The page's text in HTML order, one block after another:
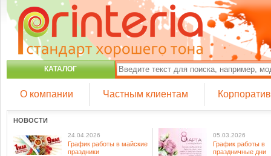
КАТАЛОГ
О компании Частным клиентам
НОВОСТИ
24.04.2026
График работы в майские
праздники
05.03.2026
График работы в
праздничные дни